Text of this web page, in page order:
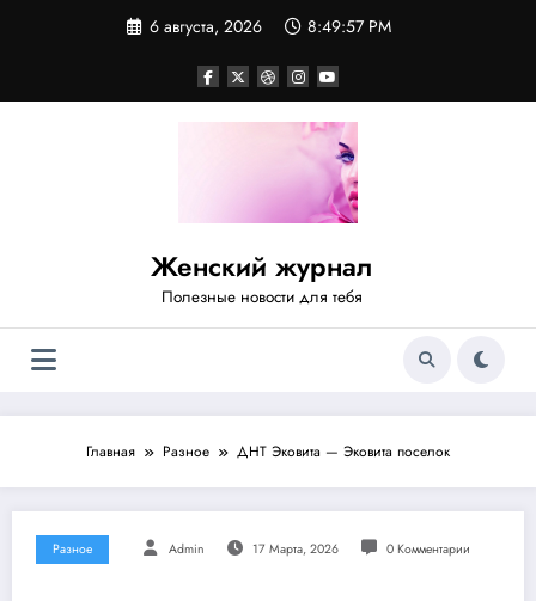
6 августа, 2026 8:49:58 PM
Женский журнал
Полезные новости для тебя
Главная Разное ДНТ Эковита — Эковита поселок
Разное Admin 17 Марта, 2026 0 Комментарии